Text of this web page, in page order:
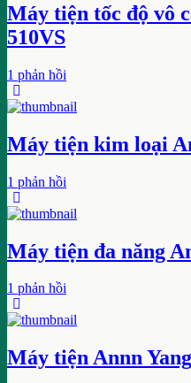
Máy tiện tốc độ vô
510VS
1 phản hồi
Máy tiện kim loại
1 phản hồi
Máy tiện đa năng
1 phản hồi
Máy tiện Annn